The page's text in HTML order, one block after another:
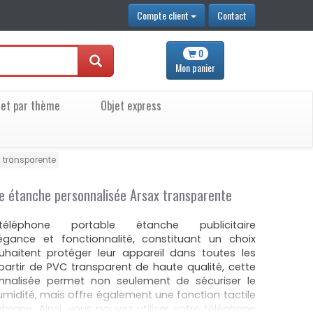
Compte client Contact
0
Monpanier
par thème
Objet express
transparente
personnalisée Arsax transparente
portable étanche publicitaire
et fonctionnalité, constituant un choix
protéger leur appareil dans toutes les
de PVC transparent de haute qualité, cette
permet non seulement de sécuriser le
mais offre également une fonction tactile
Ainsi, vous pouvez utiliser votre téléphone